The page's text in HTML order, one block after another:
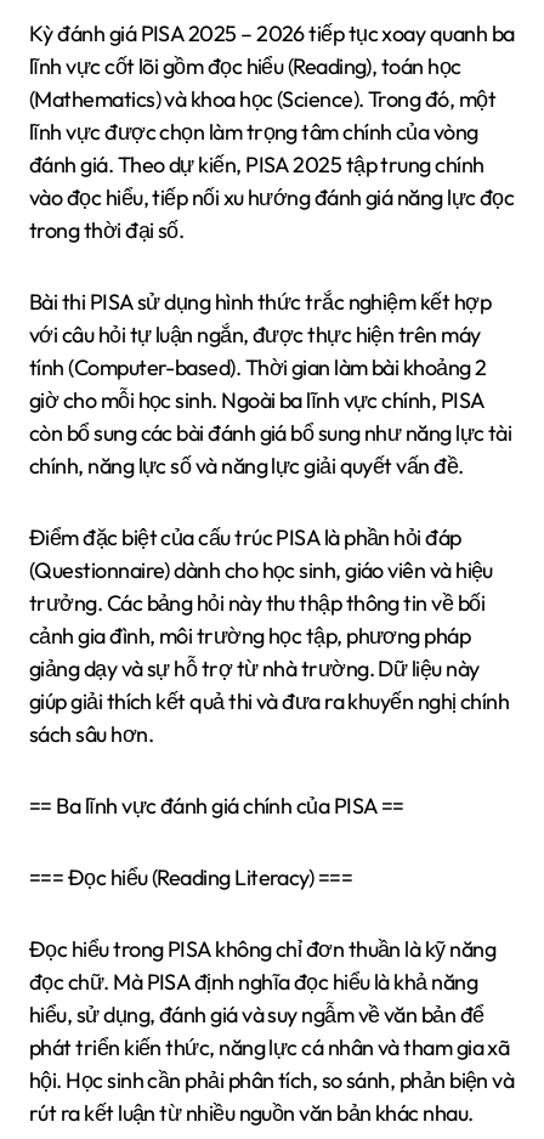
Kỳ đánh giá PISA 2025 – 2026 tiếp tục xoay quanh ba
lĩnh vực cốt lõi gồm đọc hiểu (Reading), toán học
(Mathematics) và khoa học (Science). Trong đó, một
lĩnh vực được chọn làm trọng tâm chính của vòng
đánh giá. Theo dự kiến, PISA 2025 tập trung chính
vào đọc hiểu, tiếp nối xu hướng đánh giá năng lực đọc
trong thời đại số.
Bài thi PISA sử dụng hình thức trắc nghiệm kết hợp
với câu hỏi tự luận ngắn, được thực hiện trên máy
tính (Computer-based). Thời gian làm bài khoảng 2
giờ cho mỗi học sinh. Ngoài ba lĩnh vực chính, PISA
còn bổ sung các bài đánh giá bổ sung như năng lực tài
chính, năng lực số và năng lực giải quyết vấn đề.
Điểm đặc biệt của cấu trúc PISA là phần hỏi đáp
(Questionnaire) dành cho học sinh, giáo viên và hiệu
trưởng. Các bảng hỏi này thu thập thông tin về bối
cảnh gia đình, môi trường học tập, phương pháp
giảng dạy và sự hỗ trợ từ nhà trường. Dữ liệu này
giúp giải thích kết quả thi và đưa ra khuyến nghị chính
sách sâu hơn.
== Ba lĩnh vực đánh giá chính của PISA ==
=== Đọc hiểu (Reading Literacy) ===
Đọc hiểu trong PISA không chỉ đơn thuần là kỹ năng
đọc chữ. Mà PISA định nghĩa đọc hiểu là khả năng
hiểu, sử dụng, đánh giá và suy ngẫm về văn bản để
phát triển kiến thức, năng lực cá nhân và tham gia xã
hội. Học sinh cần phải phân tích, so sánh, phản biện và
rút ra kết luận từ nhiều nguồn văn bản khác nhau.